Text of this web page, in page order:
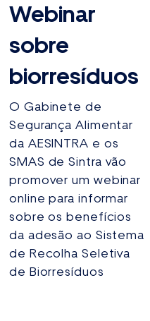
Webinar
sobre
biorresíduos
O Gabinete de
Segurança Alimentar
da AESINTRA e os
SMAS de Sintra vão
promover um webinar
online para informar
sobre os benefícios
da adesão ao Sistema
de Recolha Seletiva
de Biorresíduos